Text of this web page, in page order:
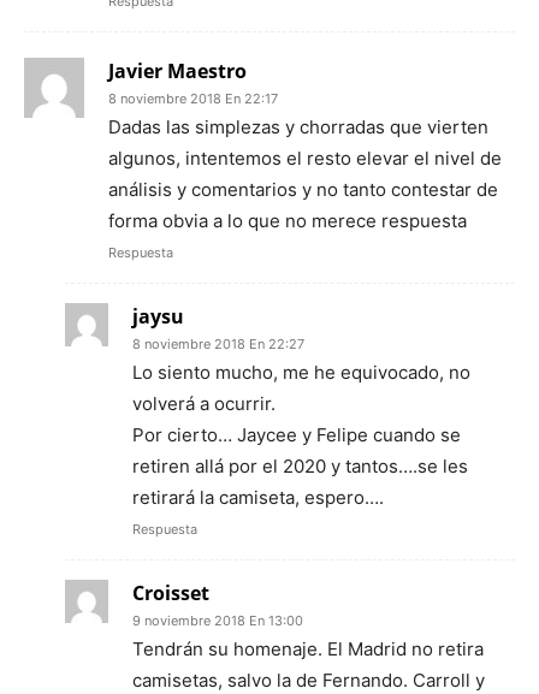
Javier Maestro
8 noviembre 2018 En 22:17
Dadas las simplezas y chorradas que vierten
algunos, intentemos el resto elevar el nivel de
análisis y comentarios y no tanto contestar de
forma obvia a lo que no merece respuesta
Respuesta
jaysu
8 noviembre 2018 En 22:27
Lo siento mucho, me he equivocado, no
volverá a ocurrir.
Por cierto… Jaycee y Felipe cuando se
retiren allá por el 2020 y tantos….se les
retirará la camiseta, espero….
Respuesta
Croisset
9 noviembre 2018 En 13:00
Tendrán su homenaje. El Madrid no retira
camisetas, salvo la de Fernando. Carroll y